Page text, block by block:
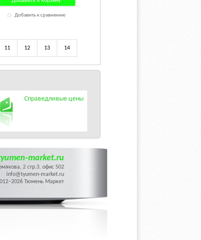
Добавить к сравнению
11 12 13 14
Справедливые цены
market.ru
2 стр.3, офис 502
info@tyumen-market.ru
Тюмень Маркет